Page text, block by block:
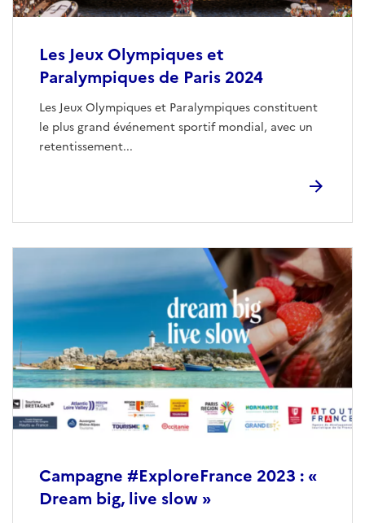
Les Jeux Olympiques et
Paralympiques de Paris 2024
Les Jeux Olympiques et Paralympiques constituent
le plus grand événement sportif mondial, avec un
retentissement...
Campagne #ExploreFrance 2023 : «
Dream big, live slow »